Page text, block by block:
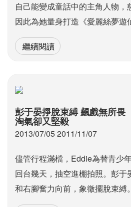
自己能變成童話中的主角人物
因此為她量身打造《愛麗絲夢遊
繼續閱讀
彭于晏掙脫束縛 飆戲無所畏
淘氣卻又堅毅
2013/07/05 2011/11/07
儘管行程滿檔，Eddie為替青少
回台幾天，抽空進棚拍照。彭
和右腳奮力向前，象徵擺脫束縛